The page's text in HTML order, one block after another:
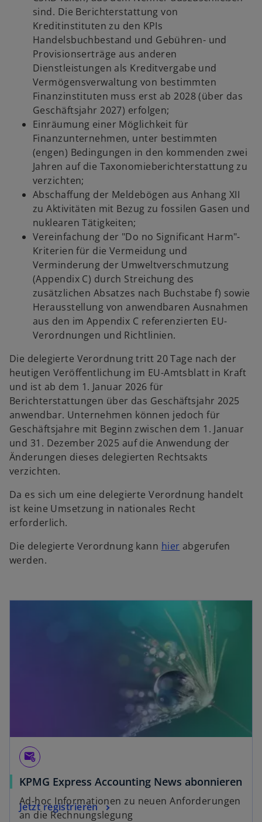
sind. Die Berichterstattung von
Kreditinstituten zu den KPIs
Handelsbuchbestand und Gebühren- und
Provisionserträge aus anderen
Dienstleistungen als Kreditvergabe und
Vermögensverwaltung von bestimmten
Finanzinstituten muss erst ab 2028 (über das
Geschäftsjahr 2027) erfolgen;
Einräumung einer Möglichkeit für
Finanzunternehmen, unter bestimmten
(engen) Bedingungen in den kommenden zwei
Jahren auf die Taxonomieberichterstattung zu
verzichten;
Abschaffung der Meldebögen aus Anhang XII
zu Aktivitäten mit Bezug zu fossilen Gasen und
nuklearen Tätigkeiten;
Vereinfachung der "Do no Significant Harm"-
Kriterien für die Vermeidung und
Verminderung der Umweltverschmutzung
(Appendix C) durch Streichung des
zusätzlichen Absatzes nach Buchstabe f) sowie
Herausstellung von anwendbaren Ausnahmen
aus den im Appendix C referenzierten EU-
Verordnungen und Richtlinien.
Die delegierte Verordnung tritt 20 Tage nach der
heutigen Veröffentlichung im EU-Amtsblatt in Kraft
und ist ab dem 1. Januar 2026 für
Berichterstattungen über das Geschäftsjahr 2025
anwendbar. Unternehmen können jedoch für
Geschäftsjahre mit Beginn zwischen dem 1. Januar
und 31. Dezember 2025 auf die Anwendung der
Änderungen dieses delegierten Rechtsakts
verzichten.
Da es sich um eine delegierte Verordnung handelt
ist keine Umsetzung in nationales Recht
erforderlich.
Die delegierte Verordnung kann hierw
i
e
i
n
e
r
n
e
e
g
abgerufen
werden.
attach_email
KPMG Express Accounting News abonnieren
Ad-hoc Informationen zu neuen Anforderungen
an die Rechnungslegung
Jetzt registrieren